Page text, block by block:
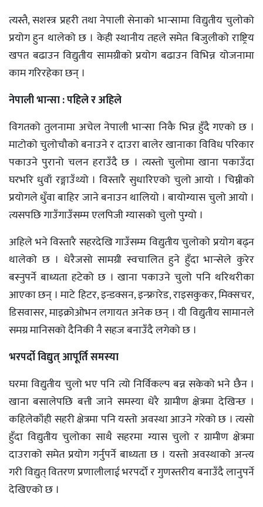
त्यस्तै, सशस्त्र प्रहरी तथा नेपाली सेनाको भान्सामा विद्युतीय चुलोको
प्रयोग हुन थालेको छ । केही स्थानीय तहले समेत बिजुलीको राष्ट्रिय
खपत बढाउन विद्युतीय सामग्रीको प्रयोग बढाउन विभिन्न योजनामा
काम गरिरहेका छन् ।
नेपाली भान्सा : पहिले र अहिले
विगतको तुलनामा अचेल नेपाली भान्सा निकै भिन्न हुँदै गएको छ ।
माटोको चुलोचौको बनाउने र दाउरा बालेर खानाका विविध परिकार
पकाउने पुरानो चलन हराउँदै छ । त्यस्तो चुलोमा खाना पकाउँदा
घरभरि धुवाँ रङ्गाउँथ्यो । विस्तारै सुधारिएको चुलो आयो । चिम्नीको
प्रयोगले धुँवा बाहिर जाने बनाउन थालियो । बायोग्यास चुलो आयो ।
त्यसपछि गाउँगाउँसम्म एलपिजी ग्यासको चुलो पुग्यो ।
अहिले भने विस्तारै सहरदेखि गाउँसम्म विद्युतीय चुलोको प्रयोग बढ्न
थालेको छ । धेरैजसो सामग्री स्वचालित हुने हुँदा भान्सेले कुरेर
बस्नुपर्ने बाध्यता हटेको छ । खाना पकाउने चुलो पनि थरिथरीका
आएका छन् । माटे हिटर, इन्डक्सन, इन्फ्रारेड, राइसकुकर, मिक्सचर,
डिसवासर, माइक्रोओभन लगायत अनेक छन् । यी विद्युतीय सामानले
समग्र मानिसको दैनिकी नै सहज बनाउँदै लगेको छ ।
भरपर्दो विद्युत् आपूर्ति समस्या
घरमा विद्युतीय चुलो भए पनि त्यो निर्विकल्प बन्न सकेको भने छैन ।
खाना बसालेपछि बत्ती जाने समस्या धेरै ग्रामीण क्षेत्रमा देखिन्छ ।
कहिलेकाँही सहरी क्षेत्रमा पनि यस्तो अवस्था आउने गरेको छ । त्यसो
हुँदा विद्युतीय चुलोका साथै सहरमा ग्यास चुलो र ग्रामीण क्षेत्रमा
दाउराको समेत प्रयोग गर्नुपर्ने बाध्यता छ । यस्तो अवस्थाको अन्त्य
गरी विद्युत् वितरण प्रणालीलाई भरपर्दो र गुणस्तरीय बनाउँदै लानुपर्ने
देखिएको छ ।